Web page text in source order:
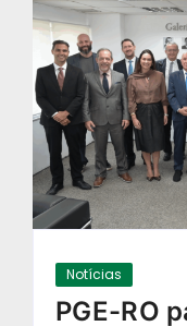
Notícias
PGE-RO